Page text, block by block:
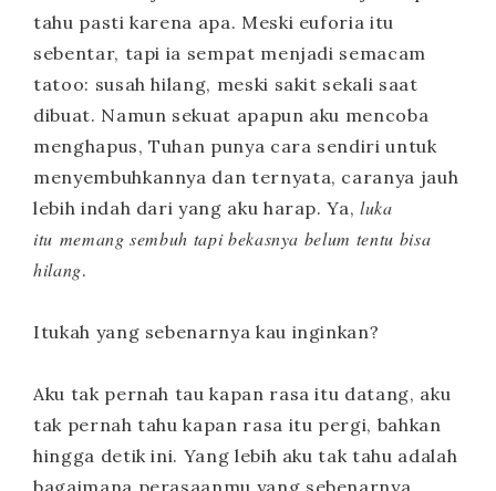
tahu pasti karena apa. Meski euforia itu
sebentar, tapi ia sempat menjadi semacam
tatoo: susah hilang, meski sakit sekali saat
dibuat. Namun sekuat apapun aku mencoba
menghapus, Tuhan punya cara sendiri untuk
menyembuhkannya dan ternyata, caranya jauh
lebih indah dari yang aku harap. Ya,luka
itu memang sembuh tapi bekasnya belum tentu bisa
hilang.
Itukah yang sebenarnya kau inginkan?
Aku tak pernah tau kapan rasa itu datang, aku
tak pernah tahu kapan rasa itu pergi, bahkan
hingga detik ini. Yang lebih aku tak tahu adalah
bagaimana perasaanmu yang sebenarnya,